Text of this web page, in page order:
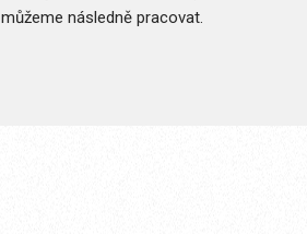
můžeme následně pracovat.